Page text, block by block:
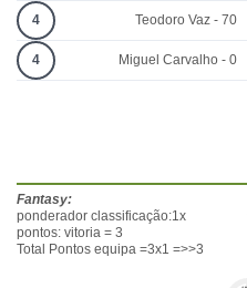
4 Teodoro Vaz - 70
4 Miguel Carvalho - 0
Fantasy:
ponderador classificação:1x
pontos: vitoria = 3
Total Pontos equipa =3x1 =>>3